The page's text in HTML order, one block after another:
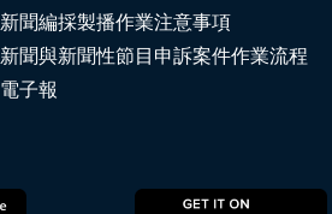
新聞編採製播作業注意事項
新聞與新聞性節目申訴案件作業流程
電子報